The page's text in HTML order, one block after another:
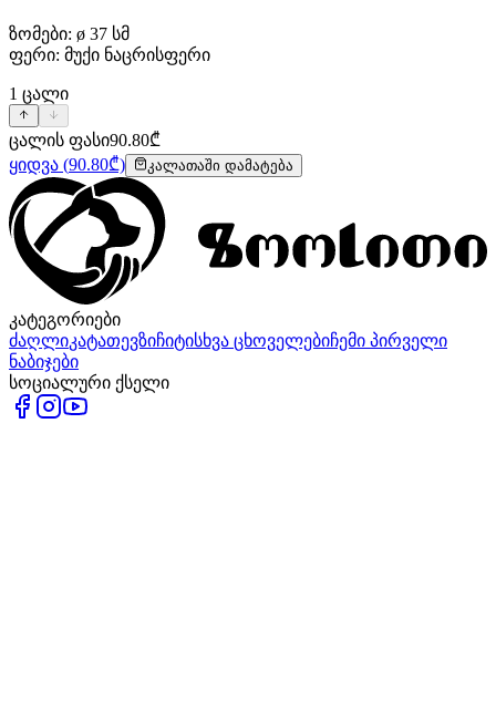
ზომები: ø 37 სმ
ფერი: მუქი ნაცრისფერი
1 ცალი
ცალის ფასი90.80₾
ყიდვა (90.80₾) კალათაში დამატება
კატეგორიები
ძაღლიკატათევზიჩიტისხვა ცხოველებიჩემი პირველი
ნაბიჯები
სოციალური ქსელი